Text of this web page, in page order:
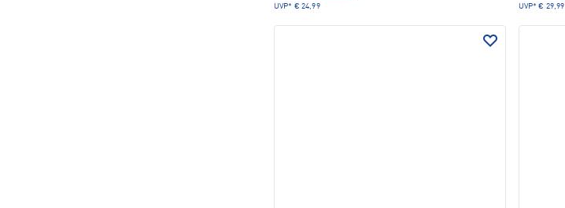
UVP* € 24,99 UVP* € 29,99